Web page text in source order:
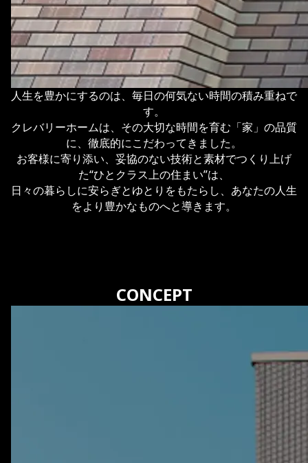
人生を豊かにするのは、毎日の何気ない時間の積み重ねで
す。
クレバリーホームは、その大切な時間を育む「家」の品質
に、徹底的にこだわってきました。
お客様に寄り添い、妥協のない技術と素材でつくり上げ
た“ひとクラス上の住まい”は、
日々の暮らしに安らぎとゆとりをもたらし、あなたの人生
をより豊かなものへと導きます。
CONCEPT